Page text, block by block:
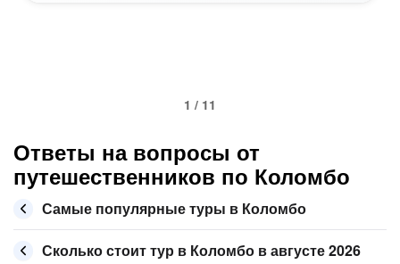
1 / 11
Ответы на вопросы от
путешественников по Коломбо
Самые популярные туры в Коломбо
Сколько стоит тур в Коломбо в августе 2026